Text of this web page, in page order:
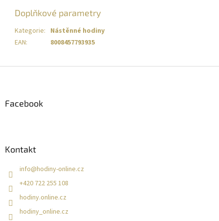
Doplňkové parametry
Kategorie: Nástěnné hodiny
EAN: 8008457793935
Facebook
Kontakt
info@hodiny-online.cz
+420 722 255 108
hodiny.online.cz
hodiny_online.cz